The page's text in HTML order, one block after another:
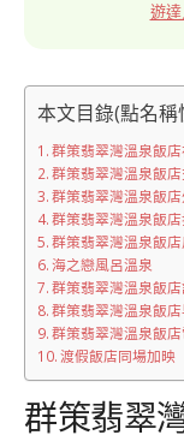
遊
本文目錄(點名稱
群策翡翠灣溫泉飯店
群策翡翠灣溫泉飯
群策翡翠灣溫泉飯
群策翡翠灣溫泉飯
群策翡翠灣溫泉飯
海之戀風呂溫泉
群策翡翠灣溫泉飯
群策翡翠灣溫泉飯
群策翡翠灣溫泉飯
渡假飯店同場加映
群策翡翠